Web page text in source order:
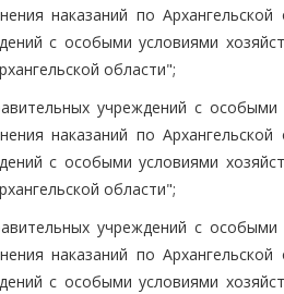
наказаний по
с особыми условиями
области";
учреждений с особыми
наказаний по
с особыми условиями
области";
учреждений с особыми
наказаний по
с особыми условиями